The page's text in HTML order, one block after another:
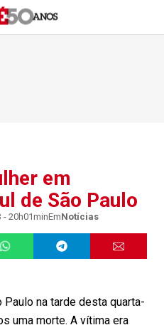
em
de São Paulo
20h01minEmNotícias
na tarde desta quarta-
uma morte. A vítima era